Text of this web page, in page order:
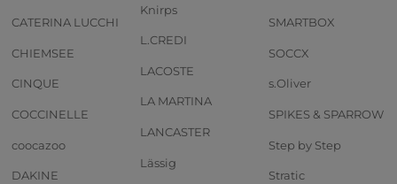
CATERINA LUCCHI
CHIEMSEE
CINQUE
COCCINELLE
coocazoo
DAKINE
Knirps
L.CREDI
LACOSTE
LA MARTINA
LANCASTER
Lässig
SMARTBOX
SOCCX
s.Oliver
SPIKES & SPARROW
Step by Step
Stratic